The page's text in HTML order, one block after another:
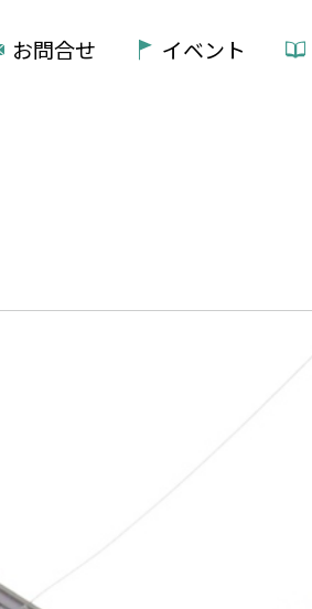
お問合せ イベント